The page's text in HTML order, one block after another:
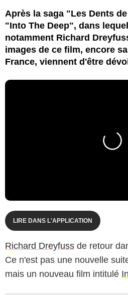
Après la saga "Les Dents
"Into The Deep", dans
notamment Richard
images de ce film, encore
France, viennent d'être
LIRE DANS L'APPLICATION
Richard Dreyfuss de retour
Ce n'est pas une nouvelle
mais un nouveau film intitulé